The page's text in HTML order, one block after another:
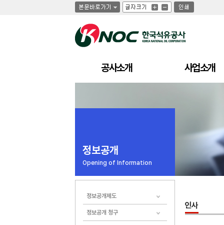
글
자
기
글
자
기
크
글
자
기
작
인
쇄
공사소개 사업소개
정보공개
Opening of Information
정보공개제도
정보공개 청구